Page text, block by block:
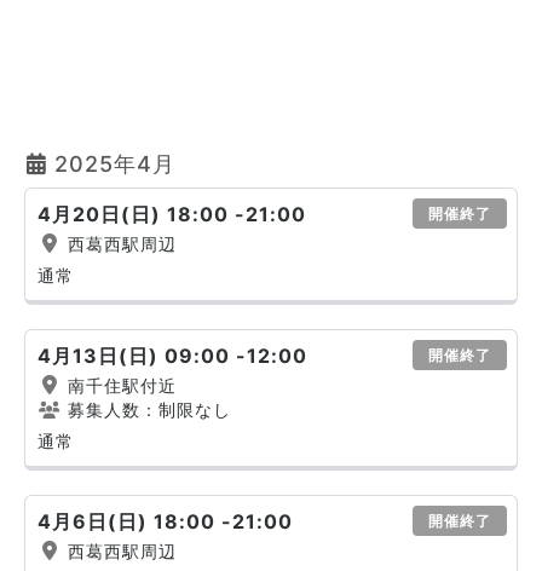
2025年4月
4月20日(日) 18:00 -21:00 開催終了
西葛西駅周辺
通常
4月13日(日) 09:00 -12:00 開催終了
南千住駅付近
募集人数：制限なし
通常
4月6日(日) 18:00 -21:00 開催終了
西葛西駅周辺